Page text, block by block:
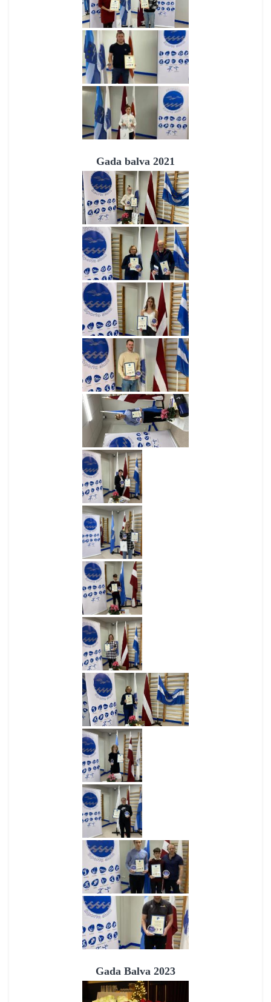
Gada balva 2021
Gada Balva 2023